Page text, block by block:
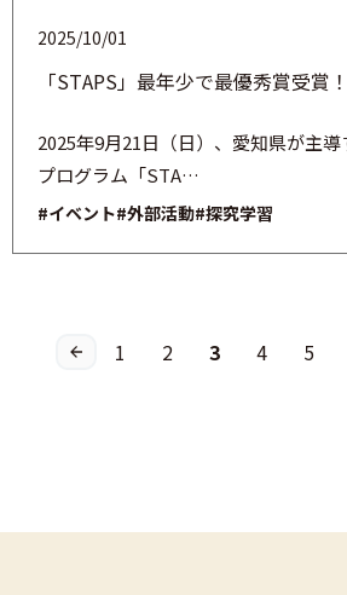
「STAPS」最年少で最優秀賞受賞！
2025/10/01
2025年9月21日（日）、愛知県が主
プログラム「STA…
#イベント#外部活動#探究学習
1 2 3 4 5